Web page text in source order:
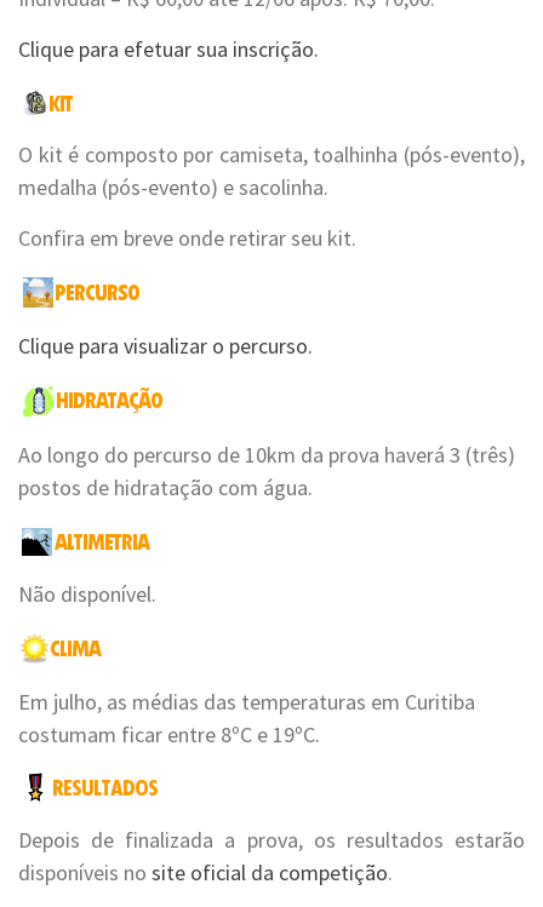
Clique para efetuar sua inscrição.
O kit é composto por camiseta, toalhinha (pós-evento),
medalha (pós-evento) e sacolinha.
Confira em breve onde retirar seu kit.
Clique para visualizar o percurso.
Ao longo do percurso de 10km da prova haverá 3 (três)
postos de hidratação com água.
Não disponível.
Em julho, as médias das temperaturas em Curitiba
costumam ficar entre 8ºC e 19ºC.
Depois de finalizada a prova, os resultados estarão
disponíveis no site oficial da competição.